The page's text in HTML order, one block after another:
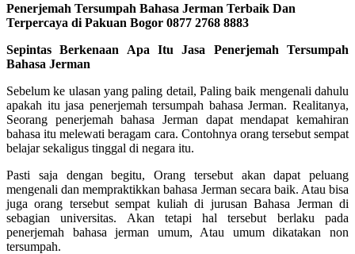
Penerjemah Tersumpah Bahasa Jerman Terbaik Dan
Terpercaya di Pakuan Bogor 0877 2768 8883
Sepintas Berkenaan Apa Itu Jasa Penerjemah Tersumpah
Bahasa Jerman
Sebelum ke ulasan yang paling detail, Paling baik mengenali dahulu
apakah itu jasa penerjemah tersumpah bahasa Jerman. Realitanya,
Seorang penerjemah bahasa Jerman dapat mendapat kemahiran
bahasa itu melewati beragam cara. Contohnya orang tersebut sempat
belajar sekaligus tinggal di negara itu.
Pasti saja dengan begitu, Orang tersebut akan dapat peluang
mengenali dan mempraktikkan bahasa Jerman secara baik. Atau bisa
juga orang tersebut sempat kuliah di jurusan Bahasa Jerman di
sebagian universitas. Akan tetapi hal tersebut berlaku pada
penerjemah bahasa jerman umum, Atau umum dikatakan non
tersumpah.